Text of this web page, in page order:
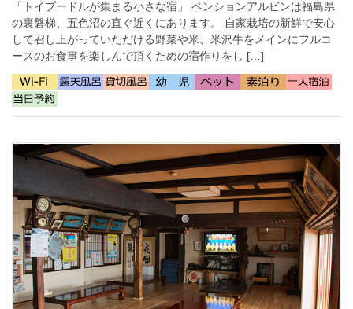
「トイプードルが集まる小さな宿」 ペンションアルビンは福島県
の裏磐梯、五色沼の直ぐ近くにあります。 自家栽培の新鮮で安心
して召し上がっていただける野菜や米、米沢牛をメインにフルコ
ースのお食事を楽しんで頂くための宿作りをし […]